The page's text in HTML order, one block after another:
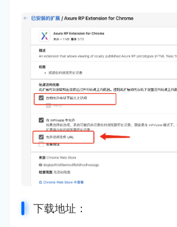
下载地址：